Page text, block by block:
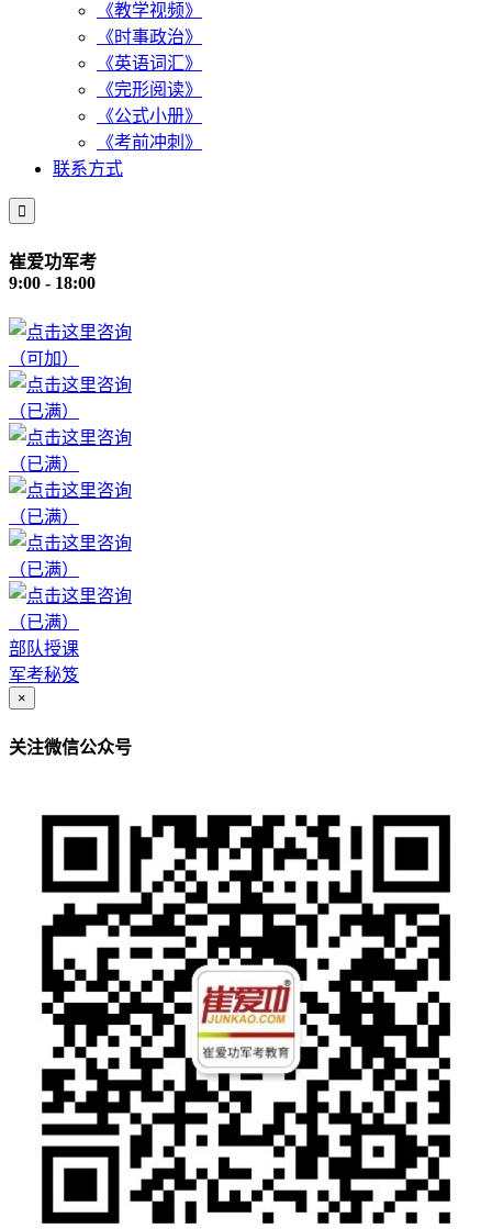
《教学视频》
《时事政治》
《英语词汇》
《完形阅读》
《公式小册》
《考前冲刺》
联系方式

崔爱功军考
9:00 - 18:00
（可加）
（已满）
（已满）
（已满）
（已满）
（已满）
部队授课
军考秘笈
×
关注微信公众号